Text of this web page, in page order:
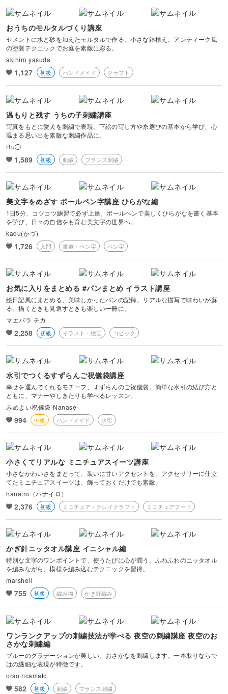
おうちのモルタルづくり講座
セメントに水と砂を加えたモルタルで作る、小さな鉢植え。アンティーク風
の塗装テクニックでお庭を素敵に彩る。
akihiro yasuda
1,127 初級 ハンドメイド クラフト
温もりと残す うちの子刺繍講座
写真をもとに愛犬を刺繍で表現。下絵の写し方や糸選びの基本から学び、心
温まる思い出を素敵な刺繍作品に。
Ru◯
1,589 初級 刺繍 フランス刺繍
美文字をめざす ボールペン字講座 ひらがな編
1日5分、コツコツ練習で必ず上達。ボールペンで美しくひらがなを書く基本
を学び、日々の自信をも育む美文字の世界へ。
kadu(かづ)
1,726 入門 書道・ペン字 ペン字
お気に入りをまとめる #パンまとめ イラスト講座
絵日記風にまとめる、美味しかったパンの記録。リアルな描写で味わいが蘇
る、描くときも見返すときも楽しい一冊に。
マエバラ チカ
2,258 初級 イラスト・絵画 コピック
水引でつくるすずらんご祝儀袋講座
幸せを運んでくれるモチーフ、すずらんのご祝儀袋。簡単な水引の結び方と
ともに、マナーやしきたりも学べるレッスン。
みめよい祝儀袋-Nanase-
994 中級 ハンドメイド 水引
小さくてリアルな ミニチュアスイーツ講座
小さなかわいさをまとって、装いに甘いアクセントを。アクセサリーに仕立
てたミニチュアスイーツは、飾っておくだけでも素敵。
hanairo（ハナイロ）
2,376 初級 ミニチュア・クレイクラフト ミニチュアフード
かぎ針ニッタオル講座 イニシャル編
特別な文字のワンポイントで、使うたびに心が潤う。ふわふわのニッタオル
を編みながら、模様を編み込むテクニックを習得。
marshell
755 初級 編み物 かぎ針編み
ワンランクアップの刺繍技法が学べる 夜空の刺繍講座 夜空のお
さかな刺繍編
ブルーのグラデーションが美しい、おさかなを刺繍します。一本取りならで
はの繊細な表現が特徴です。
orso ricamato
582 初級 刺繍 フランス刺繍